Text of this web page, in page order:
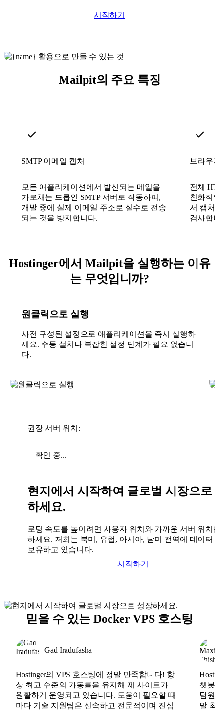
시작하기
Mailpit의 주요 특징
SMTP 이메일 캡처
모든 애플리케이션에서 발신되는 메일을
가로채는 드롭인 SMTP 서버로 작동하여,
개발 중에 실제 이메일 주소로 실수로 전송
되는 것을 방지합니다.
브라우
전체
친화적
서 캡처
검사합
Hostinger에서 Mailpit을 실행하는 이유
는 무엇입니까?
원클릭으로 실행
사전 구성된 설정으로 애플리케이션을 즉시 실행하
세요. 수동 설치나 복잡한 설정 단계가 필요 없습니
다.
권장 서버 위치:
확인 중...
현지에서 시작하여 글로벌 시장으로
하세요.
로딩 속도를 높이려면 사용자 위치와 가까운 서버 위치
하세요. 저희는 북미, 유럽, 아시아, 남미 전역에 데이터
보유하고 있습니다.
시작하기
믿을 수 있는 Docker VPS 호스팅
Gad Iradufasha
Hostinger의 VPS 호스팅에 정말 만족합니다! 항
상 최고 수준의 가동률을 유지해 제 사이트가
원활하게 운영되고 있습니다. 도움이 필요할 때
마다 기술 지원팀은 신속하고 전문적이며 진심
챗봇
담원
말